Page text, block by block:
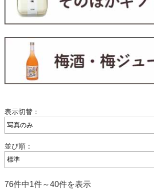
表示切替：
並び順：
76件中1件～40件を表示